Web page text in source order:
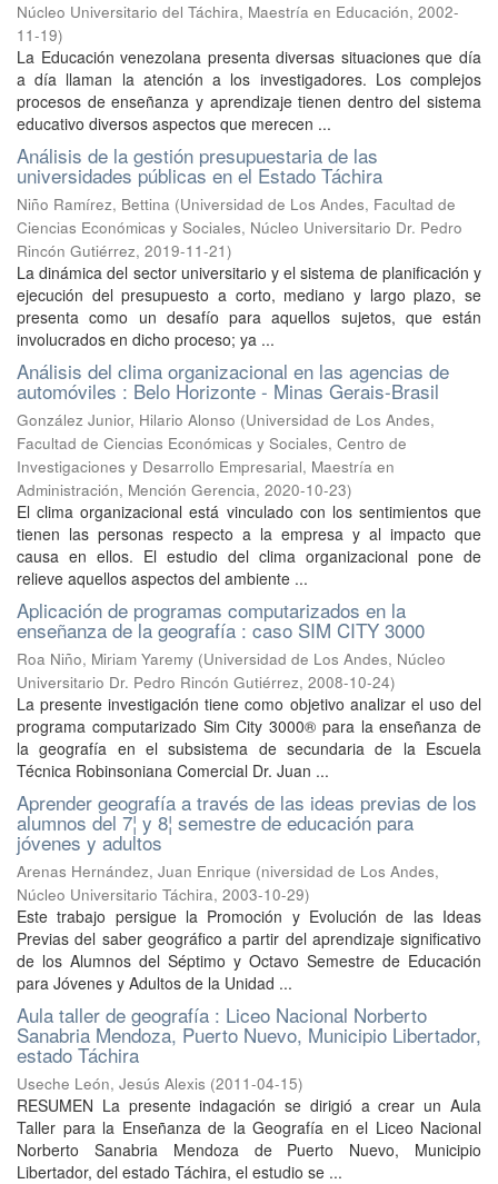
Núcleo Universitario del Táchira, Maestría en Educación, 2002-
11-19)
La Educación venezolana presenta diversas situaciones que día
a día llaman la atención a los investigadores. Los complejos
procesos de enseñanza y aprendizaje tienen dentro del sistema
educativo diversos aspectos que merecen ...
Análisis de la gestión presupuestaria de las
universidades públicas en el Estado Táchira
Niño Ramírez, Bettina (Universidad de Los Andes, Facultad de
Ciencias Económicas y Sociales, Núcleo Universitario Dr. Pedro
Rincón Gutiérrez, 2019-11-21)
La dinámica del sector universitario y el sistema de planificación y
ejecución del presupuesto a corto, mediano y largo plazo, se
presenta como un desafío para aquellos sujetos, que están
involucrados en dicho proceso; ya ...
Análisis del clima organizacional en las agencias de
automóviles : Belo Horizonte - Minas Gerais-Brasil
González Junior, Hilario Alonso (Universidad de Los Andes,
Facultad de Ciencias Económicas y Sociales, Centro de
Investigaciones y Desarrollo Empresarial, Maestría en
Administración, Mención Gerencia, 2020-10-23)
El clima organizacional está vinculado con los sentimientos que
tienen las personas respecto a la empresa y al impacto que
causa en ellos. El estudio del clima organizacional pone de
relieve aquellos aspectos del ambiente ...
Aplicación de programas computarizados en la
enseñanza de la geografía : caso SIM CITY 3000
Roa Niño, Miriam Yaremy (Universidad de Los Andes, Núcleo
Universitario Dr. Pedro Rincón Gutiérrez, 2008-10-24)
La presente investigación tiene como objetivo analizar el uso del
programa computarizado Sim City 3000® para la enseñanza de
la geografía en el subsistema de secundaria de la Escuela
Técnica Robinsoniana Comercial Dr. Juan ...
Aprender geografía a través de las ideas previas de los
alumnos del 7¦ y 8¦ semestre de educación para
jóvenes y adultos
Arenas Hernández, Juan Enrique (niversidad de Los Andes,
Núcleo Universitario Táchira, 2003-10-29)
Este trabajo persigue la Promoción y Evolución de las Ideas
Previas del saber geográfico a partir del aprendizaje significativo
de los Alumnos del Séptimo y Octavo Semestre de Educación
para Jóvenes y Adultos de la Unidad ...
Aula taller de geografía : Liceo Nacional Norberto
Sanabria Mendoza, Puerto Nuevo, Municipio Libertador,
estado Táchira
Useche León, Jesús Alexis (2011-04-15)
RESUMEN La presente indagación se dirigió a crear un Aula
Taller para la Enseñanza de la Geografía en el Liceo Nacional
Norberto Sanabria Mendoza de Puerto Nuevo, Municipio
Libertador, del estado Táchira, el estudio se ...